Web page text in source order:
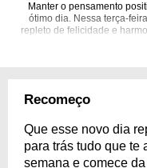
Manter o pensamento
ótimo dia. Nessa terça-
repleto de felicidade e
dia poderoso com o corpo,
contagiar às pessoas
Recomeço
Que esse novo dia
para trás tudo que te
semana e comece